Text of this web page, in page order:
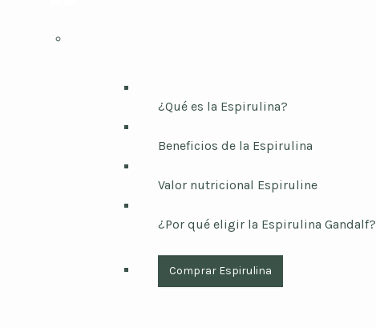
¿Qué es la Espirulina?
Beneficios de la Espirulina
Valor nutricional Espiruline
¿Por qué eligir la Espirulina Gandalf?
Comprar Espirulina